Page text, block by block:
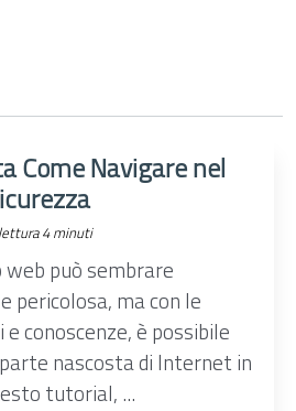
Come Navigare nel
4 minuti
può sembrare
pericolosa, ma con le
conoscenze, è possibile
nascosta di Internet in
tutorial, ...